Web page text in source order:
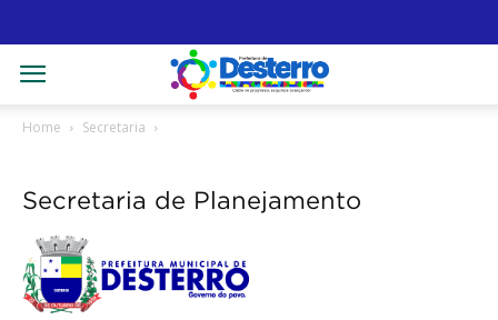
Home Secretaria
Secretaria de Planejamento